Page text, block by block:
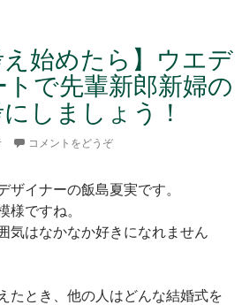
え始めたら】ウエデ
トで先輩新郎新婦の
しましょう！
コメントをどうぞ
ザイナーの飯島夏実です。
様ですね。
気はなかなか好きになれません
たとき、他の人はどんな結婚式を